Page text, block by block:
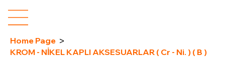
Home Page >
KROM - NİKEL KAPLI AKSESUARLAR ( Cr - Ni. ) ( B )